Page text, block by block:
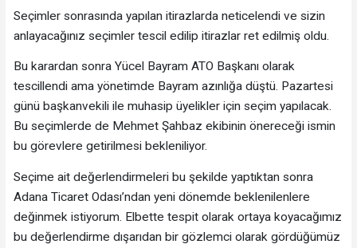
Seçimler sonrasında yapılan itirazlarda neticelendi ve sizin
anlayacağınız seçimler tescil edilip itirazlar ret edilmiş oldu.
Bu karardan sonra Yücel Bayram ATO Başkanı olarak
tescillendi ama yönetimde Bayram azınlığa düştü. Pazartesi
günü başkanvekili ile muhasip üyelikler için seçim yapılacak.
Bu seçimlerde de Mehmet Şahbaz ekibinin önereceği ismin
bu görevlere getirilmesi bekleniliyor.
Seçime ait değerlendirmeleri bu şekilde yaptıktan sonra
Adana Ticaret Odası’ndan yeni dönemde beklenilenlere
değinmek istiyorum. Elbette tespit olarak ortaya koyacağımız
bu değerlendirme dışarıdan bir gözlemci olarak gördüğümüz